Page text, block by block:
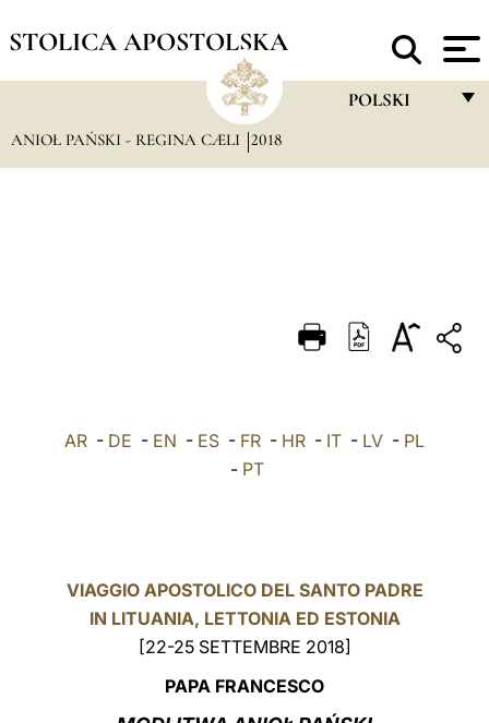
STOLICA APOSTOLSKA
POLSKI
DEUTSCH
العربيّة
ANIOŁ PAŃSKI - REGINA CÆLI 2018
AR - DE - EN - ES - FR - HR - IT - LV - PL
- PT
VIAGGIO APOSTOLICO DEL SANTO PADRE
IN LITUANIA, LETTONIA ED ESTONIA
[22-25 SETTEMBRE 2018]
PAPA FRANCESCO